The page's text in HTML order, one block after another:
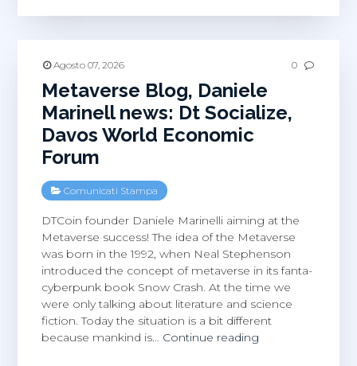
Davos
Forum,
Socialize
Agosto 07, 2026 0
Metaverse Blog, Daniele
Marinell news: Dt Socialize,
Davos World Economic
Forum
Comunicati Stampa
DTCoin founder Daniele Marinelli aiming at the
Metaverse success! The idea of the Metaverse
was born in the 1992, when Neal Stephenson
introduced the concept of metaverse in its fanta-
cyberpunk book Snow Crash. At the time we
were only talking about literature and science
fiction. Today the situation is a bit different
because mankind is… Continue reading